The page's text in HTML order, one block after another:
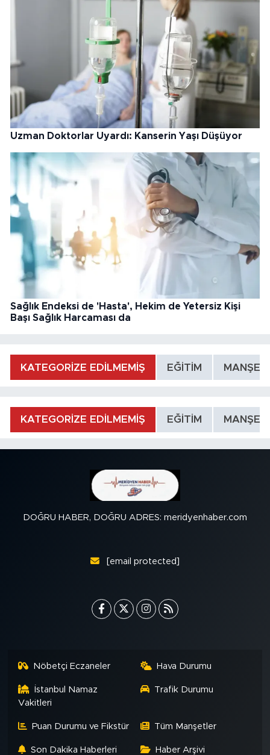
Uzman Doktorlar Uyardı: Kanserin Yaşı Düşüyor
Sağlık Endeksi de 'Hasta', Hekim de Yetersiz Kişi
Başı Sağlık Harcaması da
KATEGORİZE EDİLMEMİŞ EĞİTİM MANŞET
KATEGORİZE EDİLMEMİŞ EĞİTİM MANŞET
DOĞRU HABER, DOĞRU ADRES: meridyenhaber.com
[email protected]
Nöbetçi Eczaneler Hava Durumu
İstanbul Namaz
Vakitleri
Trafik Durumu
Puan Durumu ve Fikstür Tüm Manşetler
Son Dakika Haberleri Haber Arşivi